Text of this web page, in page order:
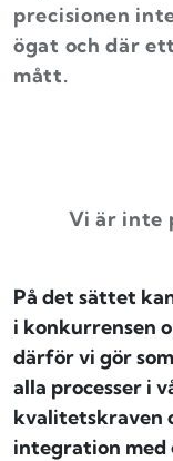
precisionen
ögat och där
mått.
Vi är inte
På det sättet
i konkurrensen
därför vi gör
alla processer i
kvalitetskraven
integration med